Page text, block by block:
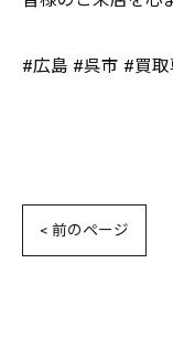
#広島 #呉市 #買
< 前のページ